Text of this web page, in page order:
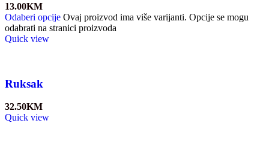
13.00KM
Odaberi opcije Ovaj proizvod ima više varijanti. Opcije se mogu
odabrati na stranici proizvoda
Quick view
Ruksak
32.50KM
Quick view